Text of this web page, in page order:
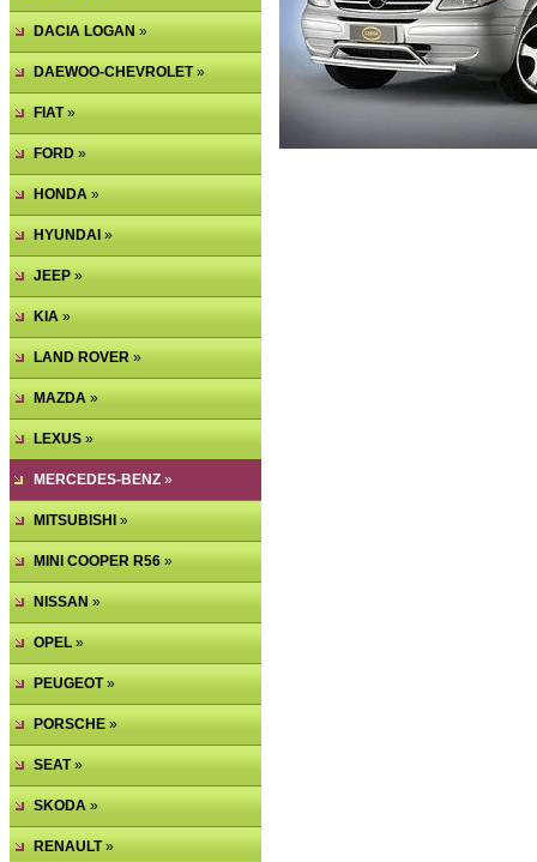
DACIA LOGAN »
DAEWOO-CHEVROLET»
FIAT»
FORD »
HONDA »
HYUNDAI »
JEEP »
KIA »
LAND ROVER »
MAZDA »
LEXUS »
MERCEDES-BENZ »
MITSUBISHI »
MINI COOPER R56 »
NISSAN »
OPEL »
PEUGEOT»
PORSCHE »
SEAT»
SKODA »
RENAULT»